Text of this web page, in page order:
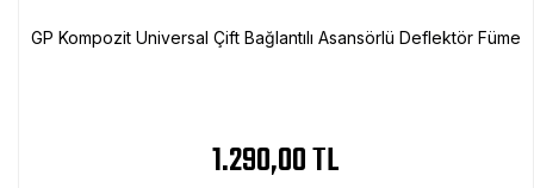
GP Kompozit Universal Çift Bağlantılı Asansörlü Deflektör Füme
1.290,00 TL